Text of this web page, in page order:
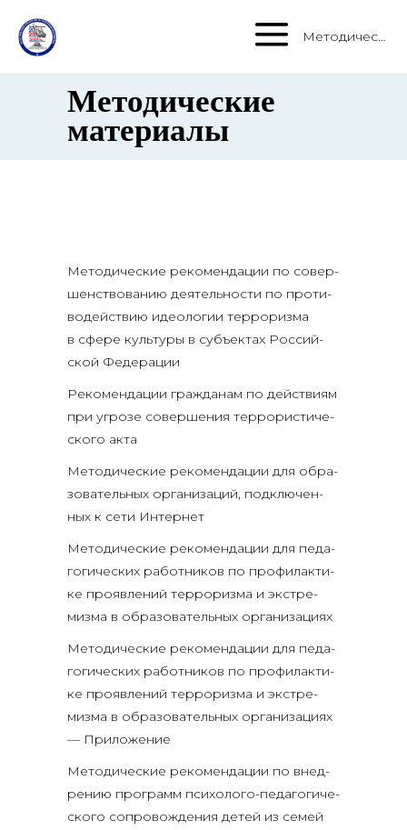
Методические материалы
Методические
материалы
Мето­ди­че­ские реко­мен­да­ции по совер­
шен­ство­ва­нию дея­тель­но­сти по про­ти­
во­дей­ствию идео­ло­гии тер­ро­риз­ма
в сфе­ре куль­ту­ры в субъ­ек­тах Рос­сий­
ской Федерации
Реко­мен­да­ции граж­да­нам по дей­стви­ям
при угро­зе совер­ше­ния тер­ро­ри­сти­че­
ско­го акта
Мето­ди­че­ские реко­мен­да­ции для обра­
зо­ва­тель­ных орга­ни­за­ций, под­клю­чен­
ных к сети Интернет
Мето­ди­че­ские реко­мен­да­ции для педа­
го­ги­че­ских работ­ни­ков по про­фи­лак­ти­
ке про­яв­ле­ний тер­ро­риз­ма и экс­тре­
миз­ма в обра­зо­ва­тель­ных организациях
Мето­ди­че­ские реко­мен­да­ции для педа­
го­ги­че­ских работ­ни­ков по про­фи­лак­ти­
ке про­яв­ле­ний тер­ро­риз­ма и экс­тре­
миз­ма в обра­зо­ва­тель­ных орга­ни­за­ци­ях
— Приложение
Мето­ди­че­ские реко­мен­да­ции по внед­
ре­нию про­грамм пси­хо­ло­го-педа­го­ги­че­
ско­го сопро­вож­де­ния детей из семей